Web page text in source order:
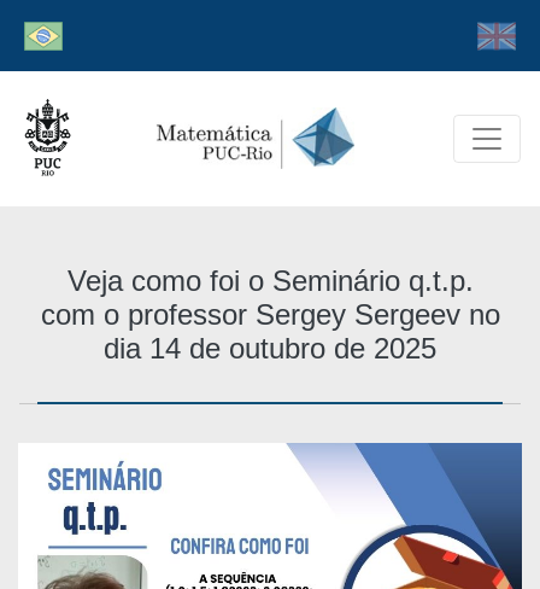
Veja como foi o Seminário q.t.p.
com o professor Sergey Sergeev no
dia 14 de outubro de 2025